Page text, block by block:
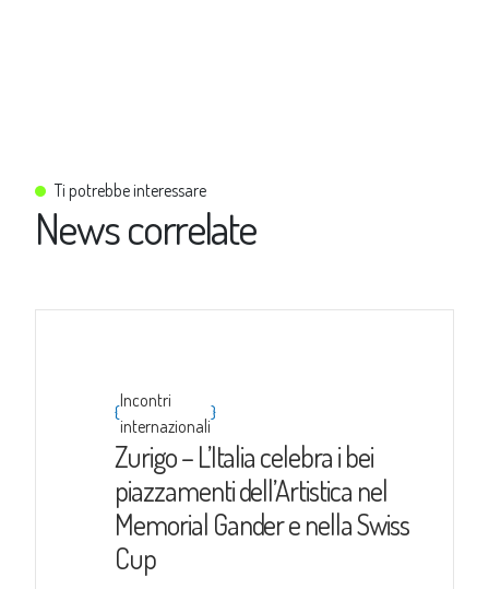
Ti potrebbe interessare
News correlate
{
Incontri
internazionali
}
Zurigo – L’Italia celebra i bei
piazzamenti dell’Artistica nel
Memorial Gander e nella Swiss
Cup